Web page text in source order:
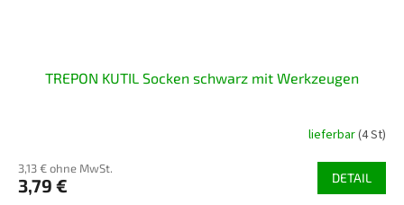
TREPON KUTIL Socken schwarz mit Werkzeugen
lieferbar(4 St)
3,13 € ohne MwSt.
3,79 € DETAIL